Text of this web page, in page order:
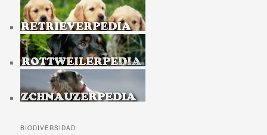
BIODIVERSIDAD